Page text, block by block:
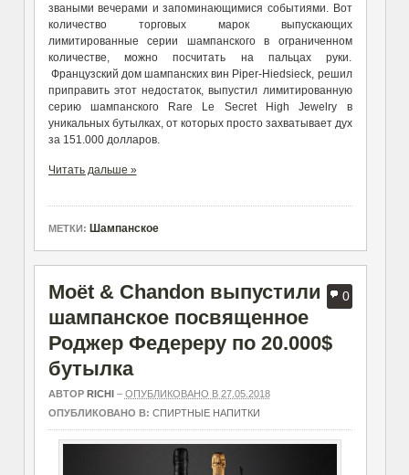
зваными вечерами и запоминающимися событиями. Вот
количество торговых марок выпускающих
лимитированные серии шампанского в ограниченном
количестве, можно посчитать на пальцах руки.
Французский дом шампанских вин Piper-Hiedsieck, решил
приправить этот недостаток, выпустил лимитированную
серию шампанского Rare Le Secret High Jewelry в
уникальных бутылках, от которых просто захватывает дух
за 151.000 долларов.
Читать дальше »
МЕТКИ: Шампанское
0
Moët & Chandon выпустили
шампанское посвященное
Роджер Федереру по 20.000$
бутылка
АВТОР RICHI – ОПУБЛИКОВАНО В 27.05.2018
ОПУБЛИКОВАНО В: СПИРТНЫЕ НАПИТКИ